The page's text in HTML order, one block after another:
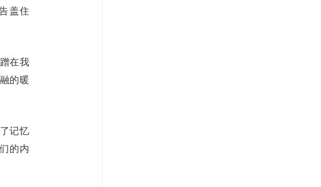
盖住
在我
的暖
记忆
的内